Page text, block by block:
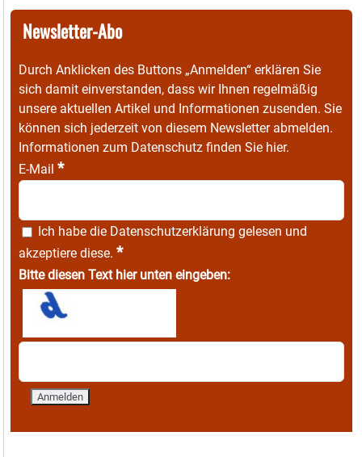
Newsletter-Abo
Durch Anklicken des Buttons „Anmelden“ erklären Sie
sich damit einverstanden, dass wir Ihnen regelmäßig
unsere aktuellen Artikel und Informationen zusenden. Sie
können sich jederzeit von diesem Newsletter abmelden.
Informationen zum Datenschutz finden Sie hier.
E-Mail *
Ich habe die Datenschutzerklärung gelesen und
akzeptiere diese. *
Bitte diesen Text hier unten eingeben: